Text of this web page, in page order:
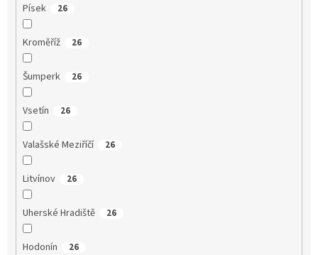
Písek 26
Kroměříž 26
Šumperk 26
Vsetín 26
Valašské Meziříčí 26
Litvínov 26
Uherské Hradiště 26
Hodonín 26